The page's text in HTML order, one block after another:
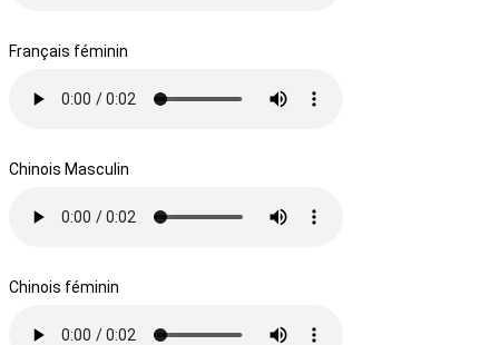
Français féminin
Chinois Masculin
Chinois féminin